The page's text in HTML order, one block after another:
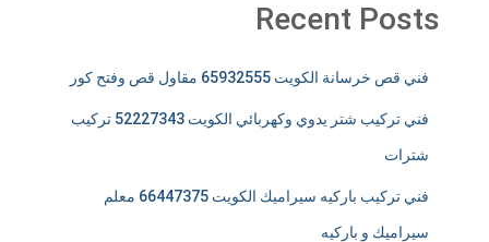
Recent Posts
فني قص خرسانة الكويت 65932555 مقاول قص وفتح كور
فني تركيب شتر يدوي وكهربائي الكويت 52227343 تركيب
شترات
فني تركيب باركيه سيراميك الكويت 66447375 معلم
سيراميك و باركيه